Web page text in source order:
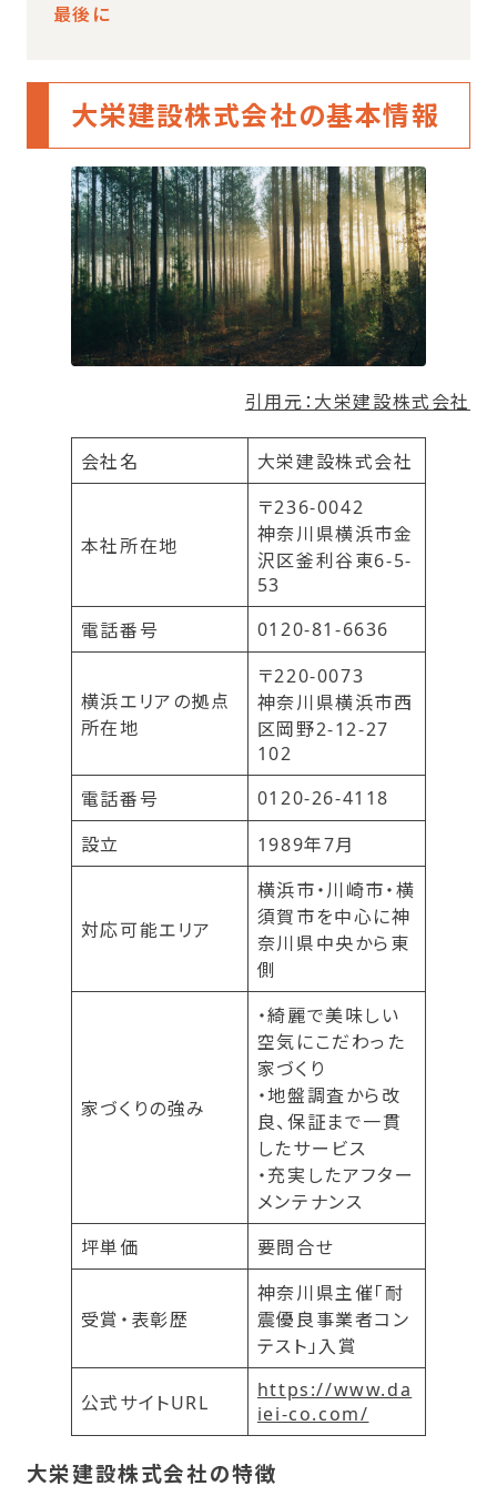
最後に
大栄建設株式会社の基本情報
引用元：大栄建設株式会社
会社名 大栄建設株式会社
本社所在地
〒236-0042
神奈川県横浜市金
沢区釜利谷東6-5-
53
電話番号
0120-81-6636
横浜エリアの拠点
所在地
〒220-0073
神奈川県横浜市西
区岡野2-12-27
102
電話番号
0120-26-4118
設立
1989年7月
対応可能エリア
横浜市・川崎市・横
須賀市を中心に神
奈川県中央から東
側
家づくりの強み
・綺麗で美味しい
空気にこだわった
家づくり
・地盤調査から改
良、保証まで一貫
したサービス
・充実したアフター
メンテナンス
坪単価
要問合せ
受賞・表彰歴
神奈川県主催「耐
震優良事業者コン
テスト」入賞
公式サイトURL
https://www.da
iei-co.com/
大栄建設株式会社の特徴